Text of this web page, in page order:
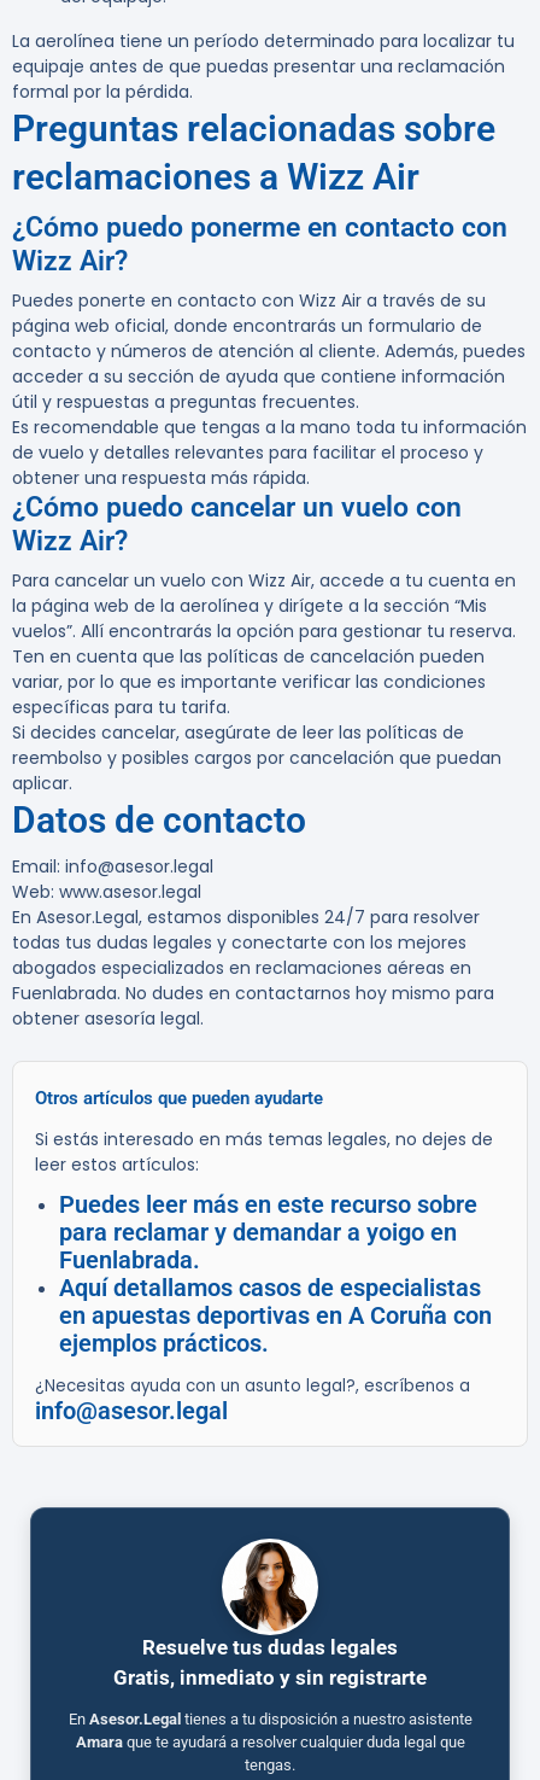
La aerolínea tiene un período determinado para localizar tu
equipaje antes de que puedas presentar una reclamación
formal por la pérdida.
Preguntas relacionadas sobre
reclamaciones a Wizz Air
¿Cómo puedo ponerme en contacto con
Wizz Air?
Puedes ponerte en contacto con Wizz Air a través de su
página web oficial, donde encontrarás un formulario de
contacto y números de atención al cliente. Además, puedes
acceder a su sección de ayuda que contiene información
útil y respuestas a preguntas frecuentes.
Es recomendable que tengas a la mano toda tu información
de vuelo y detalles relevantes para facilitar el proceso y
obtener una respuesta más rápida.
¿Cómo puedo cancelar un vuelo con
Wizz Air?
Para cancelar un vuelo con Wizz Air, accede a tu cuenta en
la página web de la aerolínea y dirígete a la sección “Mis
vuelos”. Allí encontrarás la opción para gestionar tu reserva.
Ten en cuenta que las políticas de cancelación pueden
variar, por lo que es importante verificar las condiciones
específicas para tu tarifa.
Si decides cancelar, asegúrate de leer las políticas de
reembolso y posibles cargos por cancelación que puedan
aplicar.
Datos de contacto
Email: info@asesor.legal
Web: www.asesor.legal
En Asesor.Legal, estamos disponibles 24/7 para resolver
todas tus dudas legales y conectarte con los mejores
abogados especializados en reclamaciones aéreas en
Fuenlabrada. No dudes en contactarnos hoy mismo para
obtener asesoría legal.
Otros artículos que pueden ayudarte
Si estás interesado en más temas legales, no dejes de
leer estos artículos:
Puedes leer más en este recurso sobre
para reclamar y demandar a yoigo en
Fuenlabrada.
Aquí detallamos casos de especialistas
en apuestas deportivas en A Coruña con
ejemplos prácticos.
¿Necesitas ayuda con un asunto legal?, escríbenos a
info@asesor.legal
Resuelve tus dudas legales
Gratis, inmediato y sin registrarte
En Asesor.Legal tienes a tu disposición a nuestro asistente
Amaraque te ayudará a resolver cualquier duda legal que
tengas.